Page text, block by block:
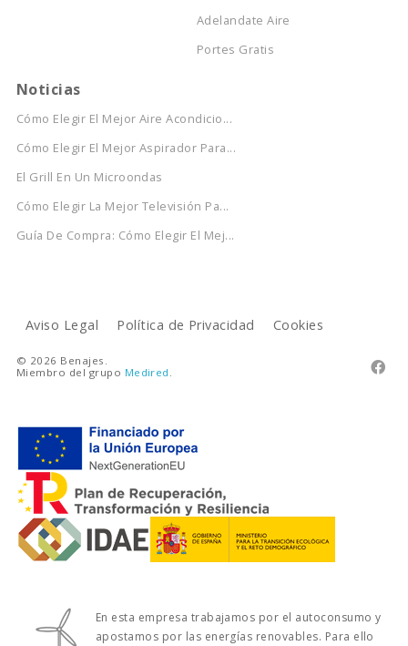
Adelandate Aire
Portes Gratis
Noticias
Cómo Elegir El Mejor Aire Acondicio...
Cómo Elegir El Mejor Aspirador Para...
El Grill En Un Microondas
Cómo Elegir La Mejor Televisión Pa...
Guía De Compra: Cómo Elegir El Mej...
Aviso Legal Política de Privacidad Cookies

© 2026 Benajes.
Miembro del grupo Medired
En esta empresa trabajamos por el autoconsumo y
apostamos por las energías renovables. Para ello